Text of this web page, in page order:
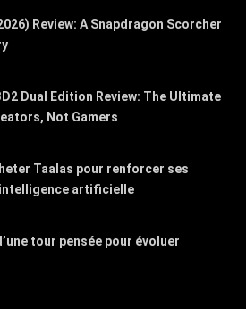
Review: A Snapdragon Scorcher
Dual Edition Review: The Ultimate
Not Gamers
Taalas pour renforcer ses
artificielle
tour pensée pour évoluer